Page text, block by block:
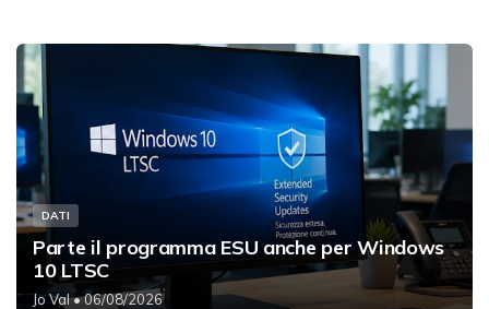
DATI
Parte il programma ESU anche per Windows
10 LTSC
Jo Val• 06/08/2026